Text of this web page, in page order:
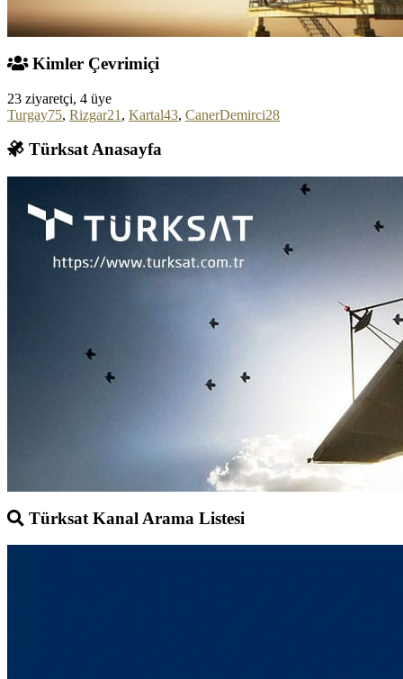
Kimler Çevrimiçi
23 ziyaretçi, 4 üye
Turgay75, Rizgar21 , Kartal43, CanerDemirci28
Türksat Anasayfa
Türksat Kanal Arama Listesi